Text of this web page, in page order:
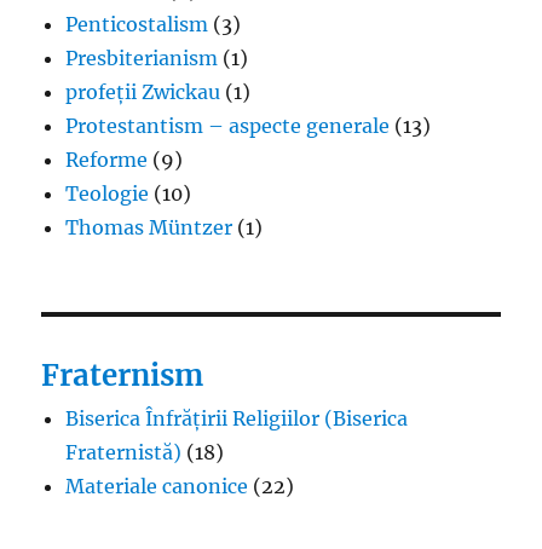
Penticostalism (3)
Presbiterianism (1)
profeții Zwickau (1)
Protestantism – aspecte generale (13)
Reforme (9)
Teologie (10)
Thomas Müntzer (1)
Fraternism
Biserica Înfrățirii Religiilor (Biserica
Fraternistă) (18)
Materiale canonice (22)